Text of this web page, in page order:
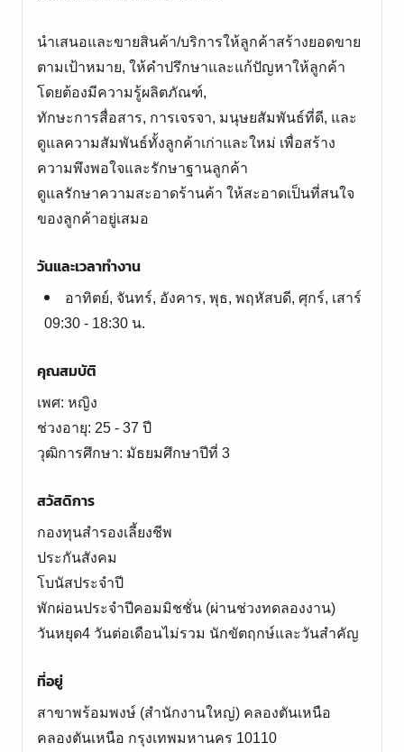
นำเสนอและขายสินค้า/บริการให้ลูกค้าสร้างยอดขาย
ตามเป้าหมาย, ให้คำปรึกษาและแก้ปัญหาให้ลูกค้า
โดยต้องมีความรู้ผลิตภัณฑ์,
ทักษะการสื่อสาร, การเจรจา, มนุษยสัมพันธ์ที่ดี, และ
ดูแลความสัมพันธ์ทั้งลูกค้าเก่าและใหม่ เพื่อสร้าง
ความพึงพอใจและรักษาฐานลูกค้า
ดูแลรักษาความสะอาดร้านค้า ให้สะอาดเป็นที่สนใจ
ของลูกค้าอยู่เสมอ
วันและเวลาทำงาน
อาทิตย์, จันทร์, อังคาร, พุธ, พฤหัสบดี, ศุกร์, เสาร์
09:30 - 18:30 น.
คุณสมบัติ
เพศ: หญิง
ช่วงอายุ: 25 - 37 ปี
สวัสดิการ
กองทุนสำรองเลี้ยงชีพ
ประกันสังคม
โบนัสประจำปี
พักผ่อนประจำปีคอมมิชชั่น (ผ่านช่วงทดลองงาน)
วันหยุด4 วันต่อเดือนไม่รวม นักขัตฤกษ์และวันสำคัญ
ที่อยู่
สาขาพร้อมพงษ์ (สำนักงานใหญ่) คลองตันเหนือ
คลองตันเหนือ กรุงเทพมหานคร 10110